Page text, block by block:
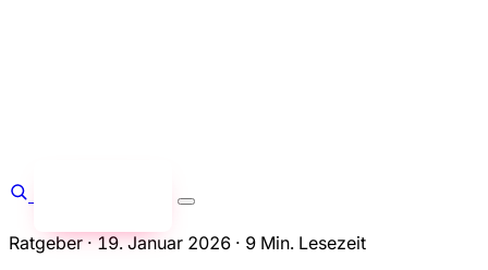
Ratgeber · 19. Januar 2026 · 9 Min. Lesezeit